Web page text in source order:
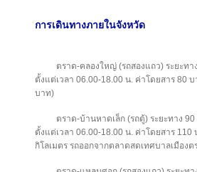
การเดินทางภายในจังหวัด
ตราด-คลองใหญ่ (รถสองแถว) ระยะท
ตั้งแต่เวลา 06.00-18.00 น. ค่าโดยสาร 80
บาท)
ตราด-บ้านหาดเล็ก (รถตู้) ระยะทาง
ตั้งแต่เวลา 06.00-18.00 น. ค่าโดยสาร
กิโลเมตร รถออกจากตลาดสดเทศบาลเมือง